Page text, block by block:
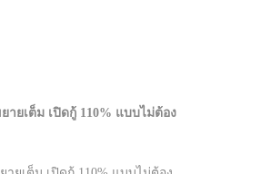
ยเต็ม เปิดกู้ 110% แบบไม่ต้อง